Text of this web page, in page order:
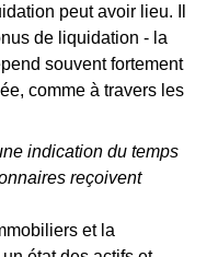
peut avoir lieu. Il
de liquidation - la
souvent fortement
comme à travers les
indication du temps
reçoivent
et la